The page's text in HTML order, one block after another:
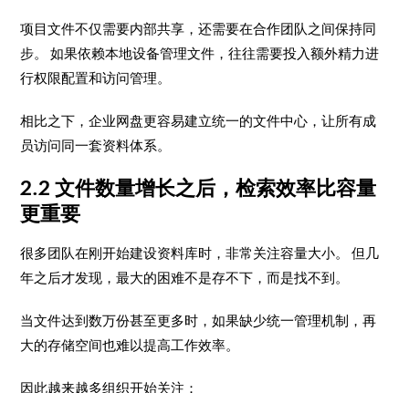
项目文件不仅需要内部共享，还需要在合作团队之间保持同
步。 如果依赖本地设备管理文件，往往需要投入额外精力进
行权限配置和访问管理。
相比之下，企业网盘更容易建立统一的文件中心，让所有成
员访问同一套资料体系。
2.2 文件数量增长之后，检索效率比容量
更重要
很多团队在刚开始建设资料库时，非常关注容量大小。 但几
年之后才发现，最大的困难不是存不下，而是找不到。
当文件达到数万份甚至更多时，如果缺少统一管理机制，再
大的存储空间也难以提高工作效率。
因此越来越多组织开始关注：